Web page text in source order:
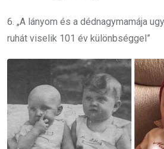
6. „A lányom és a dédnagymamája
ruhát viselik 101 év különbséggel”